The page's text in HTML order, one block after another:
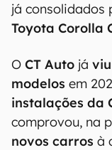
já consolidados
Toyota Corolla
O CT Auto já
modelos em
instalações da
comprovou, na
novos carros à